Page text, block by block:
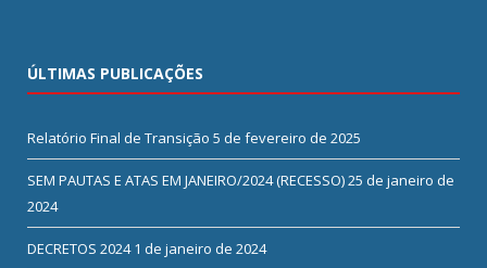
ÚLTIMAS PUBLICAÇÕES
Relatório Final de Transição 5 de fevereiro de 2025
SEM PAUTAS E ATAS EM JANEIRO/2024 (RECESSO)25 de janeiro de
2024
DECRETOS 2024 1 de janeiro de 2024